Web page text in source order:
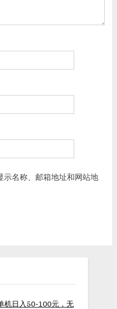
示名称、邮箱地址和网站地
机日入50-100元，无